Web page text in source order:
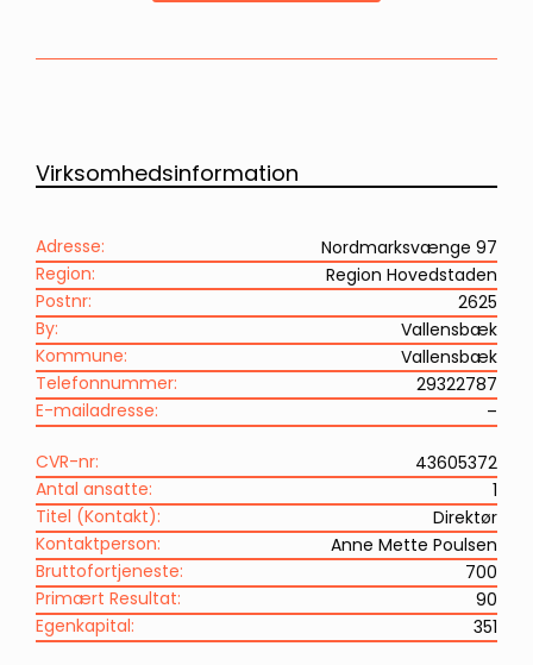
Virksomhedsinformation
Adresse:
Nordmarksvænge 97
Region:
Region Hovedstaden
Postnr:
2625
By:
Vallensbæk
Kommune:
Vallensbæk
Telefonnummer:
29322787
E-mailadresse:
–
CVR-nr:
43605372
Antal ansatte:
1
Titel (Kontakt):
Direktør
Kontaktperson:
Anne Mette Poulsen
Bruttofortjeneste:
700
Primært Resultat:
90
Egenkapital:
351